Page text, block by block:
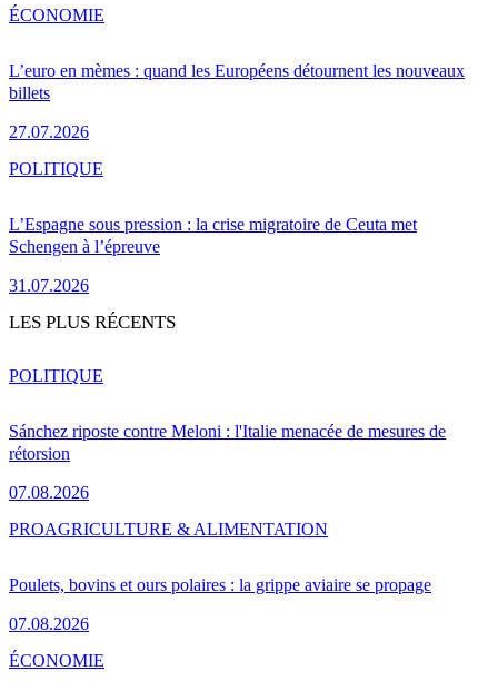
L’euro en mèmes : quand les Européens détournent les nouveaux
billets
27.07.2026
ÉCONOMIE
L’Espagne sous pression : la crise migratoire de Ceuta met
Schengen à l’épreuve
31.07.2026
POLITIQUE
LES PLUS RÉCENTS
Sánchez riposte contre Meloni : l'Italie menacée de mesures de
rétorsion
07.08.2026
POLITIQUE
Poulets, bovins et ours polaires : la grippe aviaire se propage
07.08.2026
PROAGRICULTURE & ALIMENTATION
ÉCONOMIE